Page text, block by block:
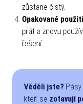
zůstane čistý.
Opakované použití
prát a znovu
řešení.
Věděli jste?
kteří se zotavují